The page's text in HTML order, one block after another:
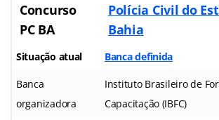
Concurso
PC BA
Polícia Civil do
Bahia
Situação atual Banca definida
Banca
organizadora
Instituto Brasileiro de
Capacitação (IBFC)